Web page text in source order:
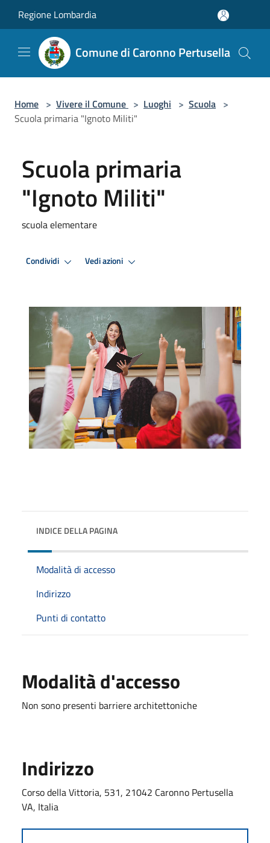
Regione Lombardia
Comune di Caronno Pertusella
Home > Vivere il Comune > Luoghi > Scuola >
Scuola primaria "Ignoto Militi"
Scuola primaria
"Ignoto Militi"
scuola elementare
Condividi Vedi azioni
INDICE DELLA PAGINA
Modalità di accesso
Indirizzo
Punti di contatto
Modalità d'accesso
Non sono presenti barriere architettoniche
Indirizzo
Corso della Vittoria, 531, 21042 Caronno Pertusella
VA, Italia